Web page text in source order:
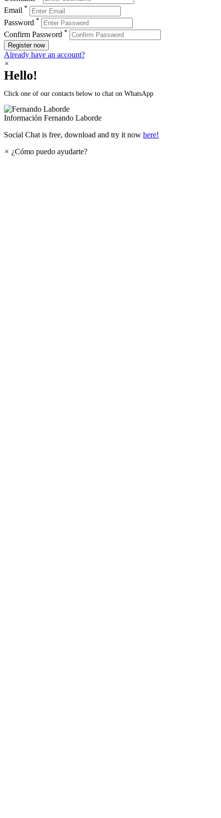
Email *
Password *
Confirm Password *
Register now
Already have an account?
×
Hello!
Click one of our contacts below to chat on WhatsApp
Información Fernando Laborde
Social Chat is free, download and try it now here!
× ¿Cómo puedo ayudarte?